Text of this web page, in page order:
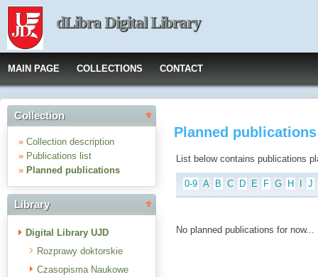
dLibra Digital Library
MAIN PAGE COLLECTIONS CONTACT
Collection
» Collection description
» Publications list
» Planned publications
Library
Digital Library UJD
Rozprawy doktorskie
Czasopisma Naukowe
Planned
List below contains publications
0-9 A B C D E F G H J
No planned publications for now...